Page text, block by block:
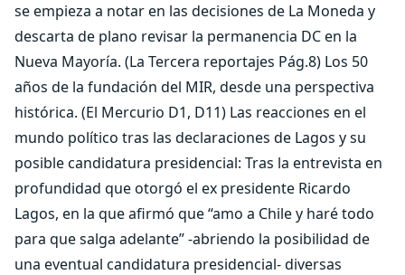
se empieza a notar en las decisiones de La Moneda y
descarta de plano revisar la permanencia DC en la
Nueva Mayoría. (La Tercera reportajes Pág.8) Los 50
años de la fundación del MIR, desde una perspectiva
histórica. (El Mercurio D1, D11) Las reacciones en el
mundo político tras las declaraciones de Lagos y su
posible candidatura presidencial: Tras la entrevista en
profundidad que otorgó el ex presidente Ricardo
Lagos, en la que afirmó que “amo a Chile y haré todo
para que salga adelante” -abriendo la posibilidad de
una eventual candidatura presidencial- diversas